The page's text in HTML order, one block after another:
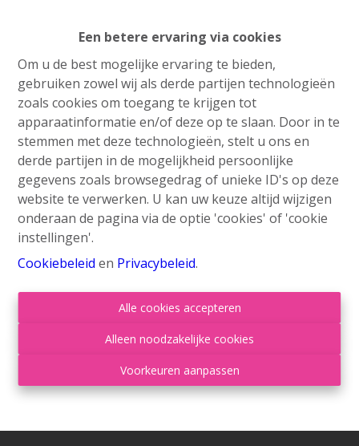
Een betere ervaring via cookies
Om u de best mogelijke ervaring te bieden,
gebruiken zowel wij als derde partijen technologieën
zoals cookies om toegang te krijgen tot
apparaatinformatie en/of deze op te slaan. Door in te
stemmen met deze technologieën, stelt u ons en
derde partijen in de mogelijkheid persoonlijke
gegevens zoals browsegedrag of unieke ID's op deze
website te verwerken. U kan uw keuze altijd wijzigen
onderaan de pagina via de optie 'cookies' of 'cookie
instellingen'.
Cookiebeleid en Privacybeleid.
Alle cookies accepteren
Alleen noodzakelijke cookies
Voorkeuren aanpassen
Contacteer ons
Grand'Route 548
info@roufosse.be
Privacy Statement